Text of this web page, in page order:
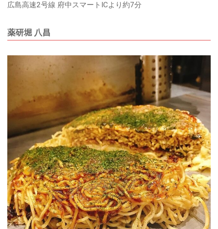
広島高速2号線 府中スマートICより約7分
薬研堀 八昌